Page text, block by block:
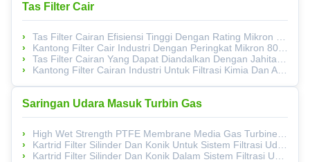
Tas Filter Cair
Tas Filter Cairan Efisiensi Tinggi Dengan Rating Mikron Khusus 1-800Μm, Pilihan Bahan Premium, Dan Integritas Seam Yang Dioptimalkan
Kantong Filter Cair Industri Dengan Peringkat Mikron 800Μm, Bahan Polypropylene, Dan Segel Cincin Baja
Tas Filter Cairan Yang Dapat Diandalkan Dengan Jahitan Las Panas Dan Bahan Polipropilena Untuk Dimensi Yang Dapat Disesuaikan
Kantong Filter Cairan Industri Untuk Filtrasi Kimia Dan Air Dengan PP Tahan Kimia, PE Suhu Tinggi, Dan PA Tahan Lama
Saringan Udara Masuk Turbin Gas
High Wet Strength PTFE Membrane Media Gas Turbine Filter Paper Dengan Polyester Bergelombang Dan Efisiensi Filtrasi E10 Hingga H13
Kartrid Filter Silinder Dan Konik Untuk Sistem Filtrasi Udara Turbin Gas
Kartrid Filter Silinder Dan Konik Dalam Sistem Filtrasi Udara Turbin Gas